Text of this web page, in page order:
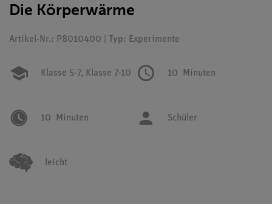
Die Körperwärme
Artikel-Nr.: P8010400 | Typ: Experimente
Klasse 5-7, Klasse 7-10 10 Minuten
10 Minuten Schüler
leicht